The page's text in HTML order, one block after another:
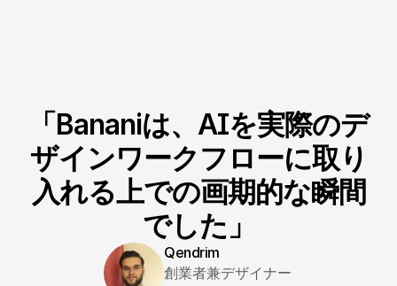
「Bananiは、AIを実際のデ
ザインワークフローに取り
入れる上での画期的な瞬間
でした」
Qendrim
創業者兼デザイナー